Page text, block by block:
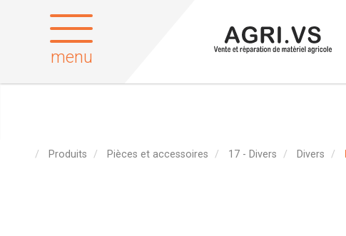
menu
Produits Pièces et accessoires 17 - Divers Divers